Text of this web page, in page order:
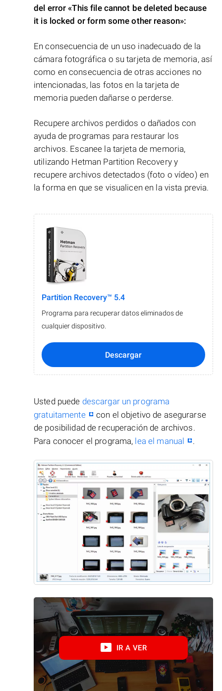
del error«This file cannot be deleted because
it is locked or form some other reason»:
En consecuencia de un uso inadecuado de la
cámara fotográfica o su tarjeta de memoria, así
como en consecuencia de otras acciones no
intencionadas, las fotos en la tarjeta de
memoria pueden dañarse o perderse.
Recupere archivos perdidos o dañados con
ayuda de programas para restaurar los
archivos. Escanee la tarjeta de memoria,
utilizando Hetman Partition Recovery y
recupere archivos detectados (foto o vídeo) en
la forma en que se visualicen en la vista previa.
Partition Recovery™ 5.4
Programa para recuperar datos eliminados de
cualquier dispositivo.
Descargar
Usted puede descargar un programa
gratuitamente
con el objetivo de asegurarse
de posibilidad de recuperación de archivos.
Para conocer el programa, lea el manual .
IR A VER